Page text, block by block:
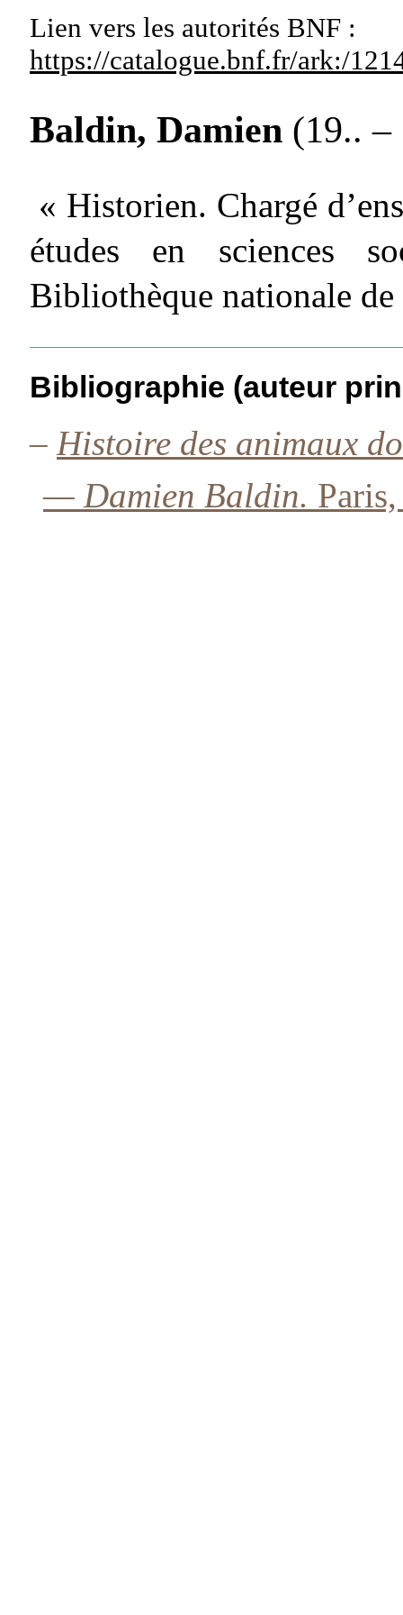
Lien vers les autorités BNF :
https://catalogue.bnf.fr/ark:/
Baldin, Damien (19.. –
« Historien. Chargé
études en sciences
Bibliothèque nationale de
Bibliographie (auteur
– Histoire des animaux
— Damien Baldin.